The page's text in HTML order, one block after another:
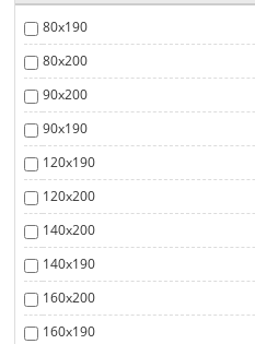
80x190
80x200
90x200
90x190
120x190
120x200
140x200
140x190
160x200
160x190